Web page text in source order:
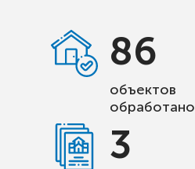
86
объектов
обработано
3